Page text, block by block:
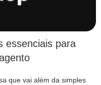
essenciais para
que vai além da simples